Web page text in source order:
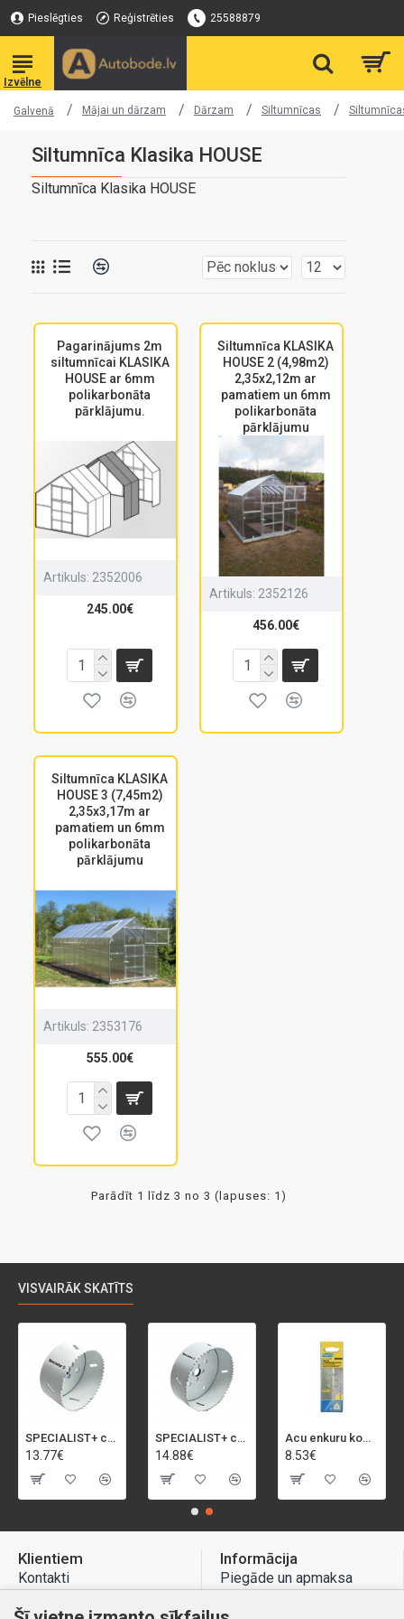
Pieslēgties Reģistrēties 25588879
Galvenā Mājai un dārzam Dārzam Siltumnīcas
Siltumnīca Klasika HOUSE
Siltumnīca Klasika HOUSE
Pagarinājums 2m
siltumnīcai KLASIKA
HOUSE ar 6mm
polikarbonāta
pārklājumu.
Artikuls: 2352006
245.00€
Siltumnīca KLASIKA
HOUSE 2 (4,98m2)
2,35x2,12m ar
pamatiem un 6mm
polikarbonāta
pārklājumu
Artikuls: 2352126
456.00€
Siltumnīca KLASIKA
HOUSE 3 (7,45m2)
2,35x3,17m ar
pamatiem un 6mm
polikarbonāta
pārklājumu
Artikuls: 2353176
555.00€
Parādīt 1 līdz 3 no 3 (lapuses: 1)
VISVAIRĀK SKATĪTS
SPECIALIST+ caurumu zāģis BI-METAL, 92 mm
13.77€
SPECIALIST+ caurumu zāģis BI-METAL, 98 mm
14.88€
Acu enkuru komplekts, 3-13 mm, Rapid, 12 gab.
8.53€
Klientiem
Kontakti
Preču atgriešana
Informācija
Piegāde un apmaksa
Atteikuma tiesības